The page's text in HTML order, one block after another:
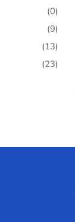
(0)
(9)
(13)
(23)